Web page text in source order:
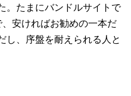
。たまにバンドルサイトで
安ければお勧めの一本だ
し、序盤を耐えられる人と